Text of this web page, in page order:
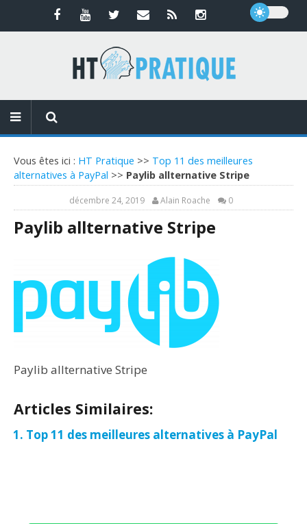
Vous êtes ici : HT Pratique >> Top 11 des meilleures
alternatives à PayPal >> Paylib allternative Stripe
décembre 24, 2019 Alain Roache 0
Paylib allternative Stripe
Paylib allternative Stripe
Articles Similaires:
Top 11 des meilleures alternatives à PayPal